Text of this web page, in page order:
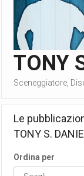
TONY
Sceneggiatore,
Le
TONY S.
Ordina per